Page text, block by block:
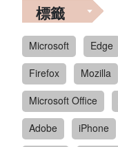
標籤
Microsoft Edge
Firefox
Mozilla
Microsoft Office
Adobe
iPhone